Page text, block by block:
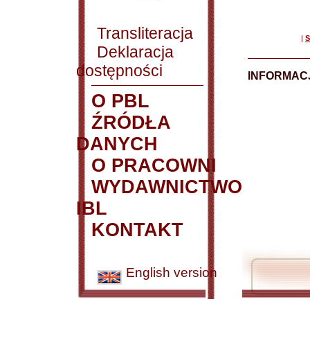
Transliteracja
Deklaracja
dostępności
O PBL
ŹRÓDŁA
DANYCH
O PRACOWNI
WYDAWNICTWO
IBL
KONTAKT
English version
|